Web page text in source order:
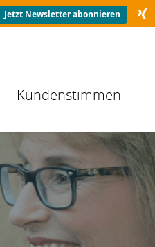
Jetzt Newsletter abonnieren
Kundenstimmen